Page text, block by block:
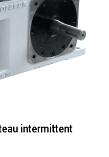
intermittent